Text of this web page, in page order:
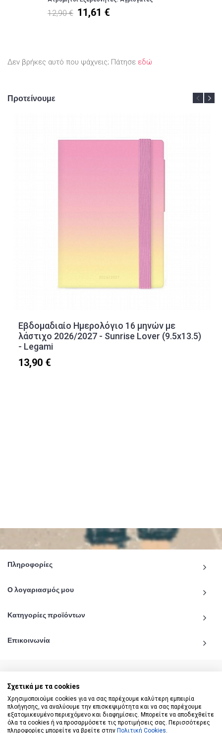
12,90 € 11,61 €
Δεν βρήκες αυτό που ψάχνεις; Πάτησε εδώ
Προτείνουμε
Εβδομαδιαίο Ημερολόγιο 16 μηνών με
λάστιχο 2026/2027 - Sunrise Lover (9.5x13.5)
- Legami
13,90 €
Πληροφορίες
Ο λογαριασμός μου
Κατηγορίες προϊόντων
Επικοινωνία
© 2020 - 2026 katiginetai.gr All Rights Reserved.
Σχετικά με τα cookies
Χρησιμοποιούμε cookies για να σας παρέχουμε καλύτερη εμπειρία
πλοήγησης, να αναλύουμε την επισκεψιμότητα και να σας παρέχουμε
εξατομικευμένο περιεχόμενο και διαφημίσεις. Μπορείτε να αποδεχθείτε
όλα τα cookies ή να προσαρμόσετε τις προτιμήσεις σας. Περισσότερες
πληροφορίες μπορείτε να βρείτε στην Πολιτική Cookies.